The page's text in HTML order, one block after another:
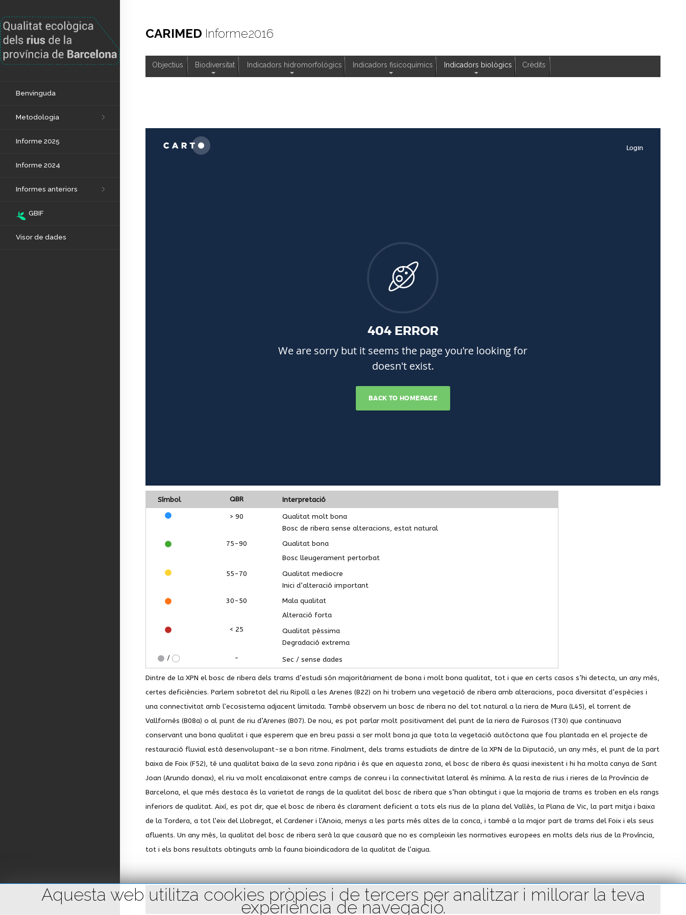
Benvinguda
Informe 2025
Informe 2024
Informes anteriors
GBIF
Visor de dades
Benvinguda
Metodologia
Informe 2025
Informe 2024
Informes anteriors
GBIF
Visor de dades
CARIMED Informe2016
Objectius Biodiversitat Indicadors hidromorfològics Indicadors fisicoquímics Indicadors biològics Crèdits
Aquesta web utilitza cookies pròpies i de tercers per analitzar i millorar la teva
experiència de navegació.
Símbol QBR
Interpretació
> 90
Qualitat molt bona
Bosc de ribera sense alteracions, estat natural
75-90
Qualitat bona
Bosc lleugerament pertorbat
55-70
Qualitat mediocre
Inici d’alteració important
30-50
Mala qualitat
Alteració forta
< 25
Qualitat pèssima
Degradació extrema
/
- Sec / sense dades
Dintre de la XPN el bosc de ribera dels trams d’estudi són majoritàriament de bona i molt bona qualitat, tot i que en certs casos s’hi detecta, un any més,
certes deficiències. Parlem sobretot del riu Ripoll a les Arenes (B22) on hi trobem una vegetació de ribera amb alteracions, poca diversitat d’espècies i
una connectivitat amb l’ecosistema adjacent limitada. També observem un bosc de ribera no del tot natural a la riera de Mura (L45), el torrent de
Vallfornés (B08a) o al punt de riu d’Arenes (B07). De nou, es pot parlar molt positivament del punt de la riera de Fuirosos (T30) que continuava
conservant una bona qualitat i que esperem que en breu passi a ser molt bona ja que tota la vegetació autòctona que fou plantada en el projecte de
restauració fluvial està desenvolupant-se a bon ritme. Finalment, dels trams estudiats de dintre de la XPN de la Diputació, un any més, el punt de la part
baixa de Foix (F52), té una qualitat baixa de la seva zona ripària i és que en aquesta zona, el bosc de ribera és quasi inexistent i hi ha molta canya de Sant
Joan (Arundo donax), el riu va molt encalaixonat entre camps de conreu i la connectivitat lateral és mínima. A la resta de rius i rieres de la Província de
Barcelona, el que més destaca és la varietat de rangs de la qualitat del bosc de ribera que s’han obtingut i que la majoria de trams es troben en els rangs
inferiors de qualitat. Així, es pot dir, que el bosc de ribera és clarament deficient a tots els rius de la plana del Vallès, la Plana de Vic, la part mitja i baixa
de la Tordera, a tot l’eix del Llobregat, el Cardener i l’Anoia, menys a les parts més altes de la conca, i també a la major part de trams del Foix i els seus
afluents. Un any més, la qualitat del bosc de ribera serà la que causarà que no es compleixin les normatives europees en molts dels rius de la Província,
tot i els bons resultats obtinguts amb la fauna bioindicadora de la qualitat de l’aigua.
A A